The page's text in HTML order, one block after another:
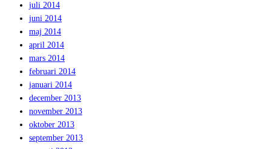
juli 2014
juni 2014
maj 2014
april 2014
mars 2014
februari 2014
januari 2014
december 2013
november 2013
oktober 2013
september 2013